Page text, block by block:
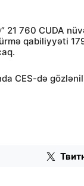
21 760 CUDA
qabiliyyəti
CES-də